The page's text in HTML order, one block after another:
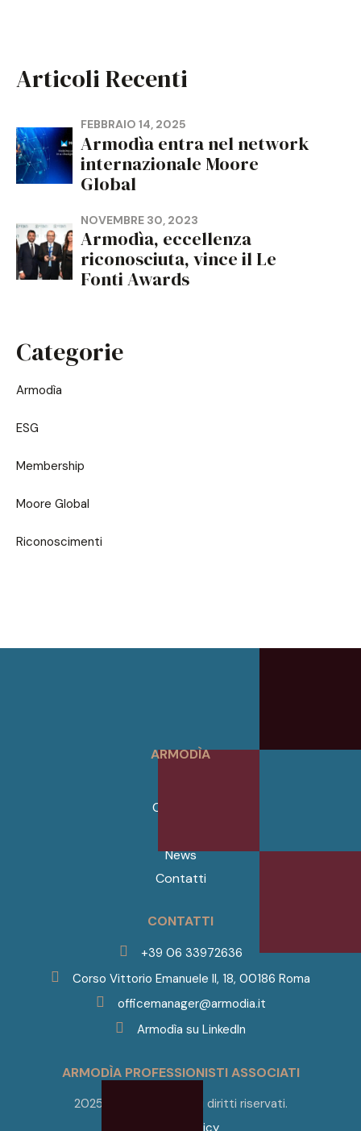
Articoli Recenti
FEBBRAIO 14, 2025
Armodìa entra nel network
internazionale Moore
Global
NOVEMBRE 30, 2023
Armodìa, eccellenza
riconosciuta, vince il Le
Fonti Awards
Categorie
Armodìa
ESG
Membership
Moore Global
Riconoscimenti
ARMODÌA
Chi Siamo
News
Contatti
CONTATTI
+39 06 33972636
Corso Vittorio Emanuele II, 18, 00186 Roma
officemanager@armodia.it
Armodìa su LinkedIn
ARMODÌA PROFESSIONISTI ASSOCIATI
2025 © Armodìa. Tutti i diritti riservati.
Privacy Policy